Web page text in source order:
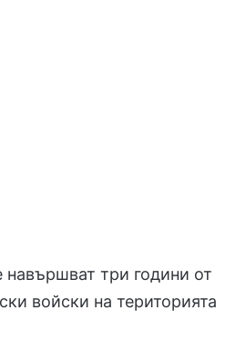
три години от
войски на територията